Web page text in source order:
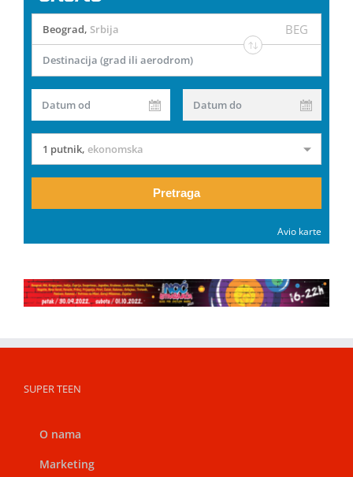
Beograd, Srbija BEG
Destinacija (grad ili aerodrom)
Datum od Datum do
1 putnik, ekonomska
Pretraga
Avio karte
SUPER TEEN
O nama
Marketing